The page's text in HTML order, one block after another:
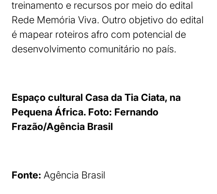
treinamento e recursos por meio do edital
Rede Memória Viva. Outro objetivo do edital
é mapear roteiros afro com potencial de
desenvolvimento comunitário no país.
Espaço cultural Casa da Tia Ciata, na
Pequena África. Foto: Fernando
Frazão/Agência Brasil
Fonte: Agência Brasil